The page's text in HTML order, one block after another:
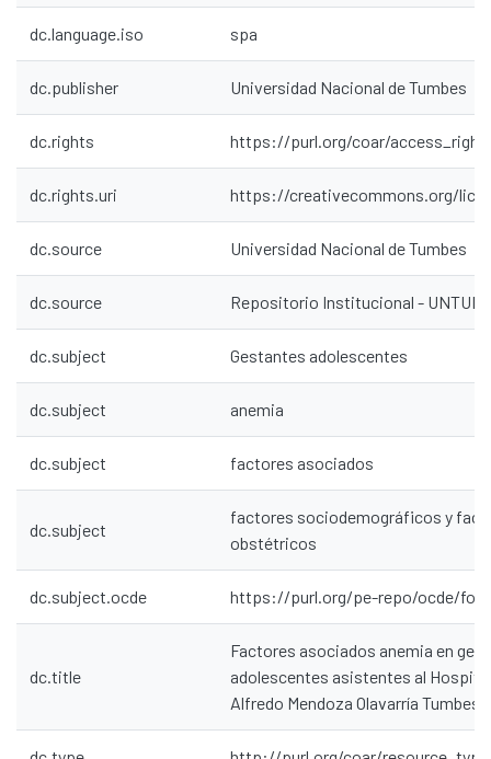
dc.language.iso spa
dc.publisher Universidad Nacional de Tumbes
dc.rights https://purl.org/coar/
dc.rights.uri https://creativecommons.org/
dc.source Universidad Nacional de Tumbes
dc.source Repositorio Institucional -
dc.subject Gestantes adolescentes
dc.subject anemia
dc.subject factores asociados
dc.subject
factores sociodemográficos y
obstétricos
dc.subject.ocde https://purl.org/pe-repo/ocde/
dc.title
Factores asociados anemia en
adolescentes asistentes al
Alfredo Mendoza Olavarría Tumbes